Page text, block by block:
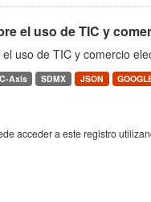
el uso de TIC y
uso de TIC y comercio
Axis SDMX JSON
acceder a este registro